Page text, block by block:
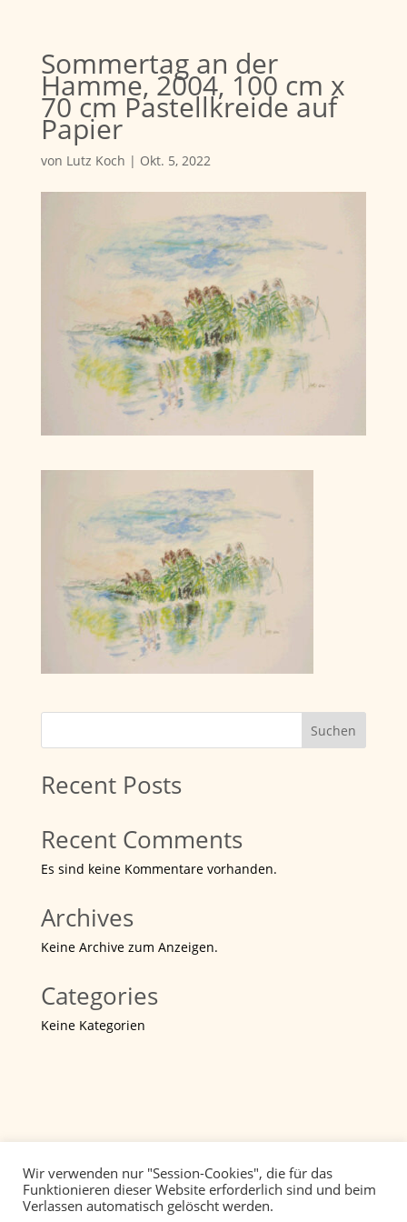
Sommertag an der
Hamme, 2004, 100 cm x
70 cm Pastellkreide auf
Papier
von Lutz Koch | Okt. 5, 2022
Suchen
Recent Posts
Recent Comments
Es sind keine Kommentare vorhanden.
Archives
Keine Archive zum Anzeigen.
Categories
Keine Kategorien
Datenschutz Impressum
Wir verwenden nur "Session-Cookies", die für das
Funktionieren dieser Website erforderlich sind und beim
Verlassen automatisch gelöscht werden.